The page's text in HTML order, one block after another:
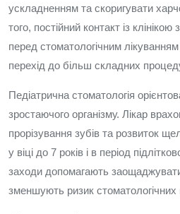
ускладненням та скоригувати
того, постійний контакт із
перед стоматологічним
перехід до більш складних
Педіатрична стоматологія
зростаючого організму. Лікар
прорізування зубів та розвиток
у віці до 7 років і в період
заходи допомагають
зменшують ризик